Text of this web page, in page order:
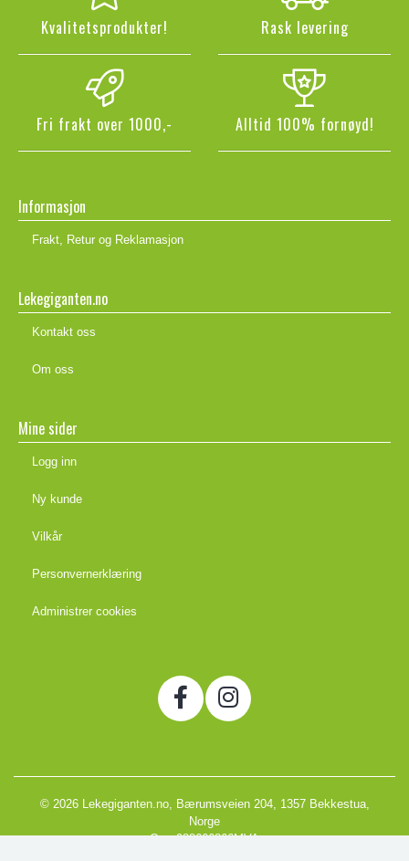
Kvalitetsprodukter! Rask levering
Fri frakt over 1000,- Alltid 100% fornøyd!
Informasjon
Frakt, Retur og Reklamasjon
Lekegiganten.no
Kontakt oss
Om oss
Mine sider
Logg inn
Ny kunde
Vilkår
Personvernerklæring
Administrer cookies
© 2026 Lekegiganten.no, Bærumsveien 204, 1357 Bekkestua,
Norge
Org. 988666866MVA